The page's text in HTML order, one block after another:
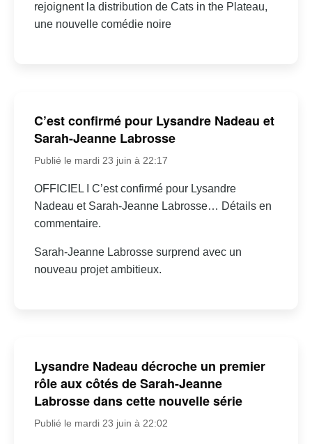
rejoignent la distribution de Cats in the Plateau,
une nouvelle comédie noire
C’est confirmé pour Lysandre Nadeau et
Sarah-Jeanne Labrosse
Publié le mardi 23 juin à 22:17
OFFICIEL I C’est confirmé pour Lysandre
Nadeau et Sarah-Jeanne Labrosse… Détails en
commentaire.
Sarah-Jeanne Labrosse surprend avec un
nouveau projet ambitieux.
Lysandre Nadeau décroche un premier
rôle aux côtés de Sarah-Jeanne
Labrosse dans cette nouvelle série
Publié le mardi 23 juin à 22:02